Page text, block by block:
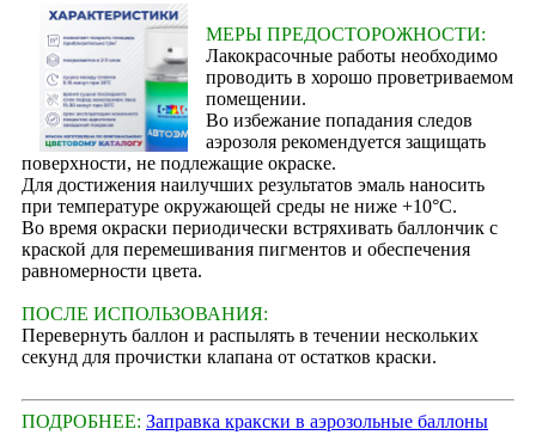
МЕРЫ ПРЕДОСТОРОЖНОСТИ:
Лакокрасочные работы необходимо
проводить в хорошо проветриваемом
помещении.
Во избежание попадания следов
аэрозоля рекомендуется защищать
поверхности, не подлежащие окраске.
Для достижения наилучших результатов эмаль наносить
при температуре окружающей среды не ниже +10°С.
Во время окраски периодически встряхивать баллончик с
краской для перемешивания пигментов и обеспечения
равномерности цвета.
ПОСЛЕ ИСПОЛЬЗОВАНИЯ:
Перевернуть баллон и распылять в течении нескольких
секунд для прочистки клапана от остатков краски.
ПОДРОБНЕЕ: Заправка кракски в аэрозольные баллоны